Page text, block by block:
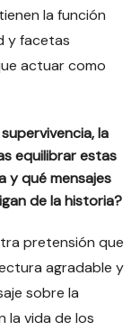
la función
y facetas
actuar como
la
equilibrar estas
y qué mensajes
de la historia?
pretensión que
agradable y
sobre la
la vida de los